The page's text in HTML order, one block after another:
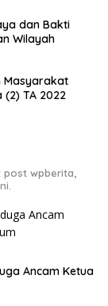
Wilayah
Masyarakat
(2) TA 2022
post wpberita,
Ancam Ketua